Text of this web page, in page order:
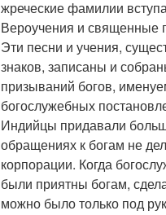
жреческие фамилии
Вероучения и священные
Эти песни и учения,
знаков, записаны и
призываний богов,
богослужебных
Индийцы придавали
обращениях к богам не
корпорации. Когда
были приятны богам,
можно было только под